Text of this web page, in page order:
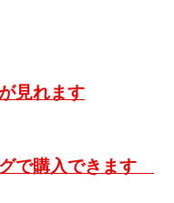
見れます
で購入できます